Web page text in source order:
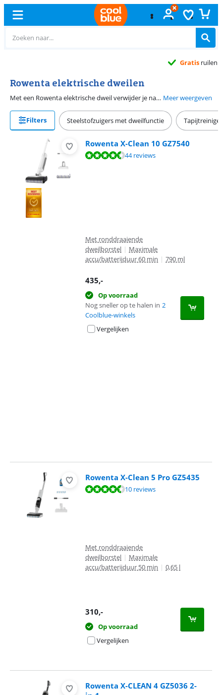
Rowenta elektrische dweilen
Met een Rowenta elektrische dweil verwijder je nat én droog vuil van harde vloeren in één beweging. Deze apparaten combineren zuigkracht met een ronddraaiende dweilborstel. Zo haal je stof, modder en vloeistoffen tegelijk van de vloer. De modellen zijn snoerloos en handig voor de grondige schoonmaakklus. Denk aan schoonmaakrondes na het koken of als je huisdieren met natte poten binnenlopen. Je kiest uit de Rowenta X-Clean series de beste Rowenta vloerreiniger voor jou. Let bij het kiezen op de functies van het basisstation. Sommige stations drogen de dweilborstel bijvoorbeeld voor je. Meer weergeven
Filters Steelstofzuigers met dweilfunctie
Rowenta X-Clean 10 GZ7540
Beoordeling is 8,6 van de 10, gebaseerd op 44 reviews.
44 reviews
Met ronddraaiende
dweilborstel | Maximale
accu/batterijduur 60 min | 790 ml
435,-
Op voorraad
Nog sneller op te halen in 2
Coolblue-winkels
Vergelijken
Rowenta X-Clean 5 Pro GZ5435
Beoordeling is 9,1 van de 10, gebaseerd op 10 reviews.
10 reviews
Met ronddraaiende
dweilborstel | Maximale
accu/batterijduur 50 min | 0,65 l
310,-
Op voorraad
Vergelijken
Rowenta X-CLEAN 4 GZ5036 2-